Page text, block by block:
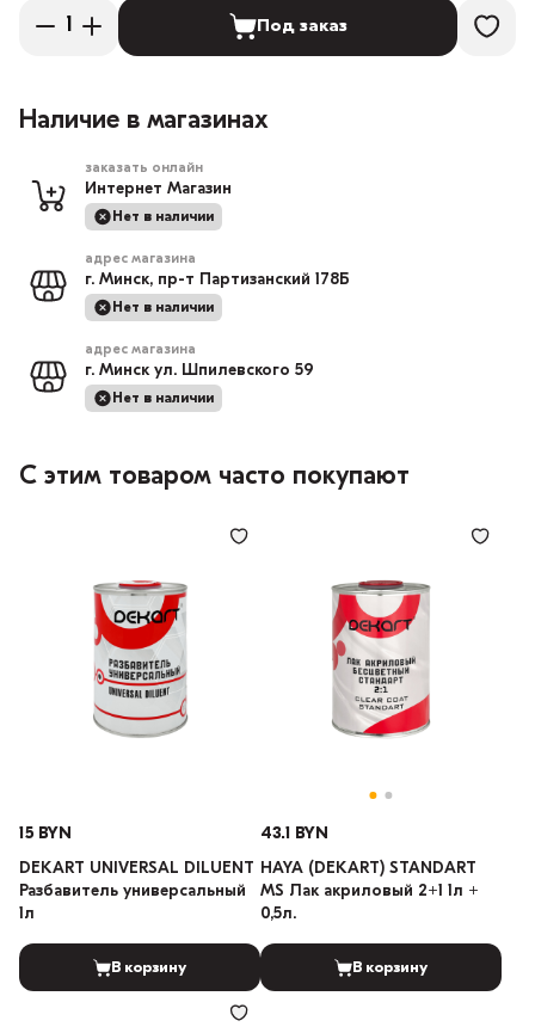
Под заказ
Наличие в магазинах
заказать онлайн
Интернет Магазин
Нет в наличии
адрес магазина
г. Минск, пр-т Партизанский 178Б
Нет в наличии
адрес магазина
г. Минск ул. Шпилевского 59
Нет в наличии
С этим товаром часто покупают
15 BYN
DEKART UNIVERSAL DILUENT
Разбавитель универсальный
1л
В корзину
43.1 BYN
HAYA (DEKART) STANDART
MS Лак акриловый 2+1 1л +
0,5л.
В корзину